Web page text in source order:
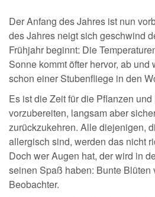
Der Anfang des Jahres ist nun
des Jahres neigt sich geschwind
Frühjahr beginnt: Die
Sonne kommt öfter hervor, ab und
schon einer Stubenfliege in den
Es ist die Zeit für die Pflanzen
vorzubereiten, langsam aber
zurückzukehren. Alle diejenigen,
allergisch sind, werden das nicht
Doch wer Augen hat, der wird in
seinen Spaß haben: Bunte Blüten
Beobachter.